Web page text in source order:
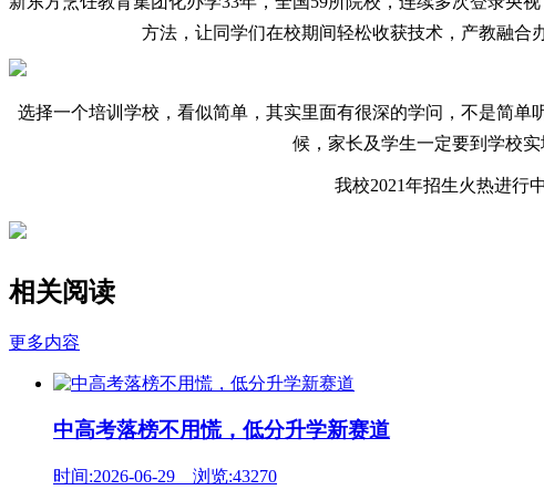
方法，让同学们在校期间轻松收获技术，产教融合
选择一个培训学校，看似简单，其实里面有很深的学问，不是简
候，家长及学生一定要到学校
我校2021年招生火热进行
相关阅读
更多内容
中高考落榜不用慌，低分升学新赛道
时间:2026-06-29 浏览:43270